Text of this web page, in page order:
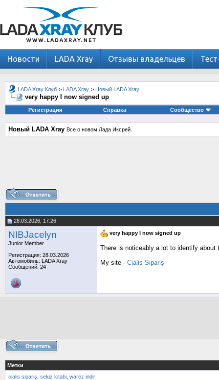
Новости LADA Xray Отзывы владельцев
LADA Xray Клуб > LADA Xray > Новый LADA Xray
very happy I now signed up
Регистрация Справка Сообщество
Новый LADA Xray Все о новом Лада Иксрей.
28.03.2026, 17:26
NIBJacelyn
Junior Member
Регистрация: 28.03.2026
Автомобиль: LADA Xray
Сообщений: 24
very happy I now signed up
There is noticeably a lot to identify
My site - Cialis Sipariş
Метки
cialis sipariş sekiz kitabi warez indir